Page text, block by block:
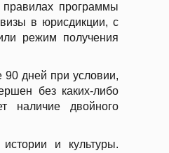
правилах программы
в юрисдикции, с
режим получения
90 дней при условии,
без каких-либо
наличие двойного
и культуры.